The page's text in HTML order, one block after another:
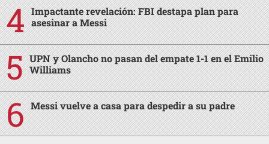
Impactante revelación: FBI destapa plan para
asesinar a Messi
UPN y Olancho no pasan del empate 1-1 en el Emilio
Williams
Messi vuelve a casa para despedir a su padre